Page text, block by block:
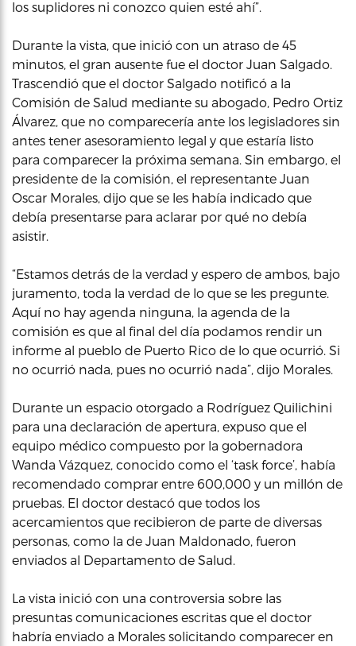
los suplidores ni conozco quien esté ahí”.
Durante la vista, que inició con un atraso de 45
minutos, el gran ausente fue el doctor Juan Salgado.
Trascendió que el doctor Salgado notificó a la
Comisión de Salud mediante su abogado, Pedro Ortiz
Álvarez, que no comparecería ante los legisladores sin
antes tener asesoramiento legal y que estaría listo
para comparecer la próxima semana. Sin embargo, el
presidente de la comisión, el representante Juan
Oscar Morales, dijo que se les había indicado que
debía presentarse para aclarar por qué no debía
asistir.
“Estamos detrás de la verdad y espero de ambos, bajo
juramento, toda la verdad de lo que se les pregunte.
Aquí no hay agenda ninguna, la agenda de la
comisión es que al final del día podamos rendir un
informe al pueblo de Puerto Rico de lo que ocurrió. Si
no ocurrió nada, pues no ocurrió nada”, dijo Morales.
Durante un espacio otorgado a Rodríguez Quilichini
para una declaración de apertura, expuso que el
equipo médico compuesto por la gobernadora
Wanda Vázquez, conocido como el ‘task force’, había
recomendado comprar entre 600,000 y un millón de
pruebas. El doctor destacó que todos los
acercamientos que recibieron de parte de diversas
personas, como la de Juan Maldonado, fueron
enviados al Departamento de Salud.
La vista inició con una controversia sobre las
presuntas comunicaciones escritas que el doctor
habría enviado a Morales solicitando comparecer en